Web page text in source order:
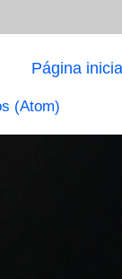
Página
(Atom)